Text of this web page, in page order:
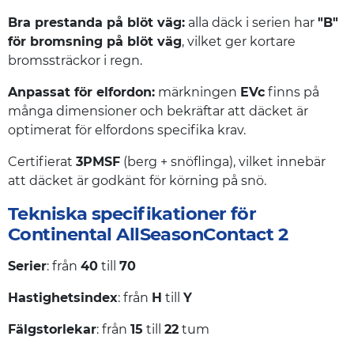
Bra prestanda på blöt väg: alla däck i serien har "B"
för bromsning på blöt väg, vilket ger kortare
bromssträckor i regn.
Anpassat för elfordon: märkningen EVc finns på
många dimensioner och bekräftar att däcket är
optimerat för elfordons specifika krav.
Certifierat 3PMSF (berg + snöflinga), vilket innebär
att däcket är godkänt för körning på snö.
Tekniska specifikationer för
Continental AllSeasonContact 2
Serier: från 40 till 70
Hastighetsindex: från H till Y
Fälgstorlekar: från 15 till 22 tum